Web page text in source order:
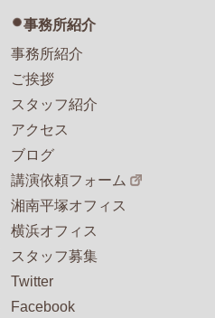
事務所紹介
事務所紹介
ご挨拶
スタッフ紹介
アクセス
ブログ
講演依頼フォーム
湘南平塚オフィス
横浜オフィス
スタッフ募集
Twitter
Facebook